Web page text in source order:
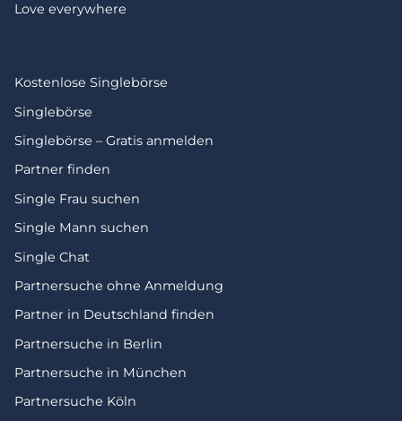
Love everywhere
Kostenlose Singlebörse
Singlebörse
Singlebörse – Gratis anmelden
Partner finden
Single Frau suchen
Single Mann suchen
Single Chat
Partnersuche ohne Anmeldung
Partner in Deutschland finden
Partnersuche in Berlin
Partnersuche in München
Partnersuche Köln